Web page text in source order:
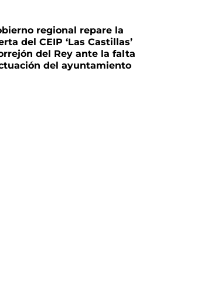
regional repare la
del CEIP ‘Las Castillas’
del Rey ante la falta
del ayuntamiento